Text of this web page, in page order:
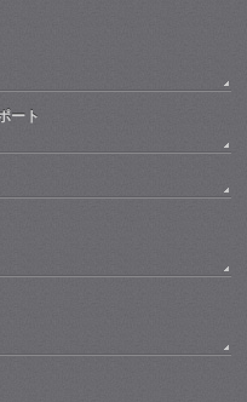
ート